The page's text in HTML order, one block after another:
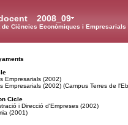
2008_09
de Ciències Econòmiques i Empresarials
Empresarials (2002)
Empresarials (2002) (Campus Terres de
Cicle
i Direcció d'Empreses (2002)
(2001)